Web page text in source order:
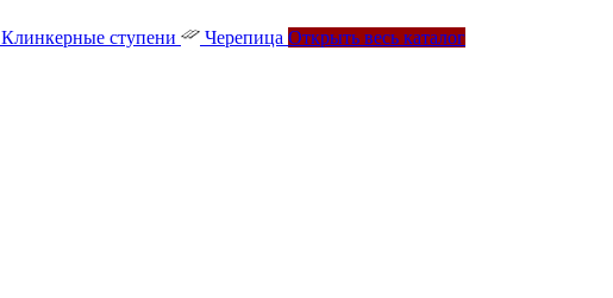
Клинкерные ступени Черепица Открыть весь каталог